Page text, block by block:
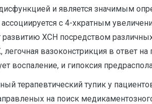
и является значимым
с 4-хкратным
развитию ХСН посредством
легочная вазоконстрикция в ответ
воспаление, и гипоксия
терапевтический тупик у
на поиск